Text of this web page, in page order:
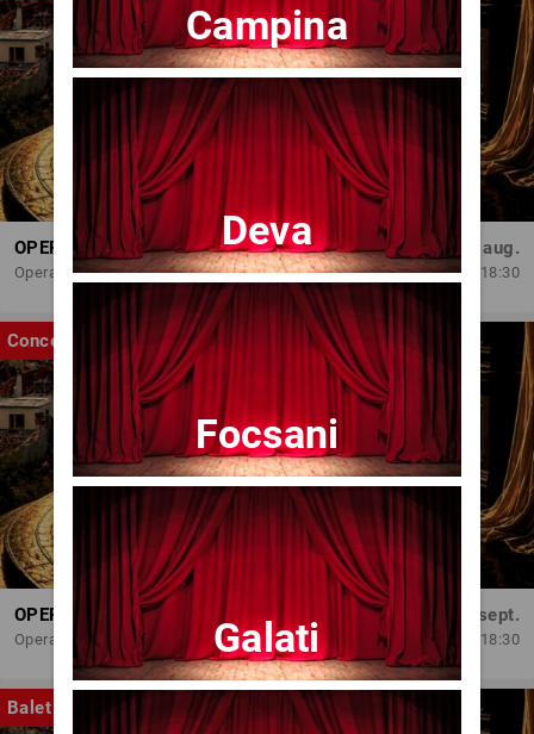
OPERA BRAȘOV ESTIVAL – ARMONII DE VARĂ - CVINTETUL VOCAL ANATOLY - CONCERT
Opera Brasov
Dum, 30 aug.
18:30
Concert
OPERA BRAȘOV ESTIVAL – SEARĂ DE OPERĂ – CONCERT EXTRAORDINAR
Opera Brasov
Sâm, 5 sept.
18:30
Balet
Campina
Deva
Focsani
Galati